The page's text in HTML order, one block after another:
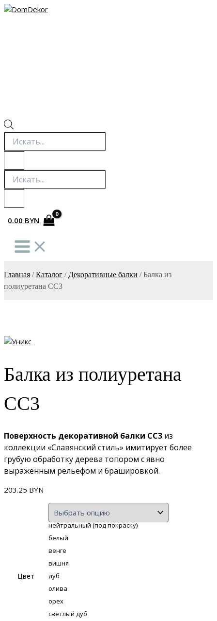
Перейти
Поиск
товаров
Поиск
товаров
0.00 BYN
Главная /Каталог / Декоративные балки /Балка из
полиуретана СС3
Балка из полиуретана
СС3
Поверхность декоративной балки СС3 из
коллекции «Славянский стиль» имитирует более
грубую обработку дерева топором с явно
выраженным рельефом и брашировкой.
203.25 BYN
Цвет
нейтральный (под покраску)
белый
венге
вишня
дуб
олива
орех
светлый дуб